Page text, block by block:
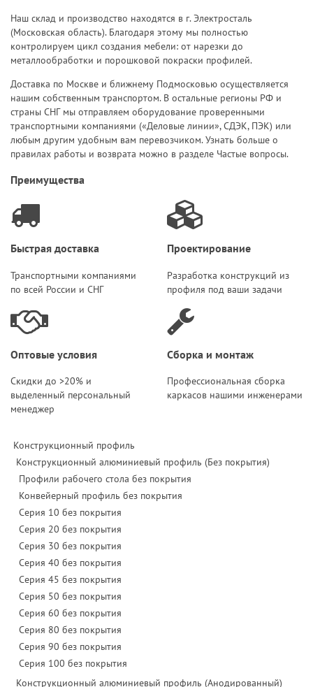
Наш склад и производство находятся в г. Электросталь
(Московская область). Благодаря этому мы полностью
контролируем цикл создания мебели: от нарезки до
металлообработки и порошковой покраски профилей.
Доставка по Москве и ближнему Подмосковью осуществляется
нашим собственным транспортом. В остальные регионы РФ и
страны СНГ мы отправляем оборудование проверенными
транспортными компаниями («Деловые линии», СДЭК, ПЭК) или
любым другим удобным вам перевозчиком. Узнать больше о
правилах работы и возврата можно в разделе Частые вопросы.
Преимущества
Быстрая доставка
Транспортными компаниями
по всей России и СНГ
Проектирование
Разработка конструкций из
профиля под ваши задачи
Оптовые условия
Скидки до >20% и
выделенный персональный
менеджер
Сборка и монтаж
Профессиональная сборка
каркасов нашими инженерами
Конструкционный профиль
Конструкционный алюминиевый профиль (Без покрытия)
Профили рабочего стола без покрытия
Конвейерный профиль без покрытия
Серия 10 без покрытия
Серия 20 без покрытия
Серия 30 без покрытия
Серия 40 без покрытия
Серия 45 без покрытия
Серия 50 без покрытия
Серия 60 без покрытия
Серия 80 без покрытия
Серия 90 без покрытия
Серия 100 без покрытия
Конструкционный алюминиевый профиль (Анодированный)